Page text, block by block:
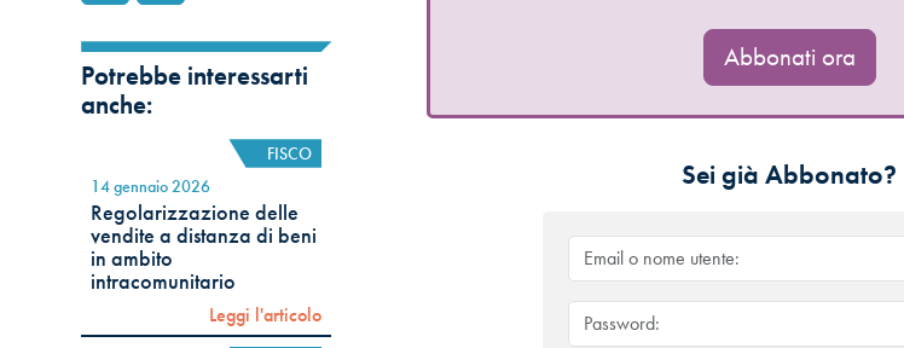
Potrebbe interessarti
anche:
FISCO
14 gennaio 2026
Regolarizzazione delle
vendite a distanza di beni
in ambito
intracomunitario
Leggi l'articolo
Abbonati ora
Sei già Abbonato?